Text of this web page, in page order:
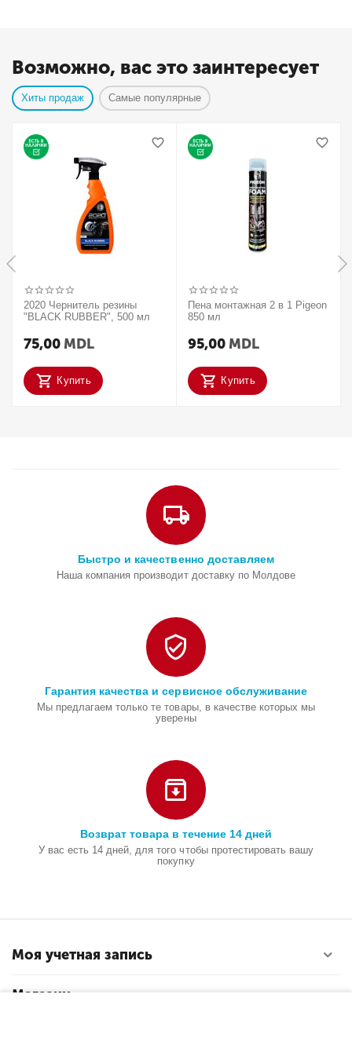
Возможно, вас это заинтересует
Хиты продаж Самые популярные
2020 Чернитель резины
"BLACK RUBBER", 500 мл
75,00 MDL
Купить
Пена монтажная 2 в 1 Pigeon
850 мл
95,00 MDL
Купить
Быстро и качественно доставляем
Наша компания производит доставку по Молдове
Гарантия качества и сервисное обслуживание
Мы предлагаем только те товары, в качестве которых мы
уверены
Возврат товара в течение 14 дней
У вас есть 14 дней, для того чтобы протестировать вашу
покупку
Моя учетная запись
Магазин